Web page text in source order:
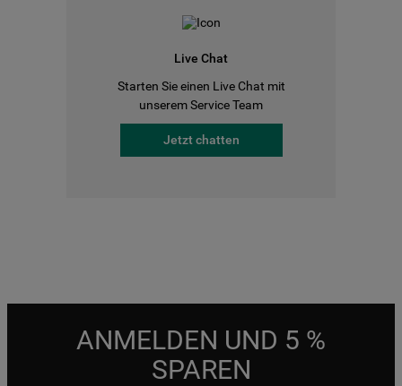
Live Chat
Starten Sie einen Live Chat mit
unserem Service Team
Jetzt chatten
ANMELDEN UND 5 %
SPAREN